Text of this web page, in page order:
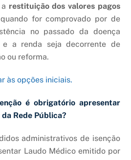
restituição dos valores pagos
quando for comprovado por de
no passado da doença
e a renda seja decorrente de
ou reforma.
às opções iniciais.
é obrigatório apresentar
Rede Pública?
administrativos de isenção
Laudo Médico emitido por